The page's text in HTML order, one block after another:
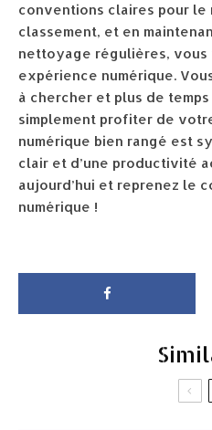
conventions claires pour le
classement, et en
nettoyage régulières,
expérience numérique.
à chercher et plus de
simplement profiter de
numérique bien rangé est
clair et d’une productivité
aujourd’hui et reprenez le
numérique !